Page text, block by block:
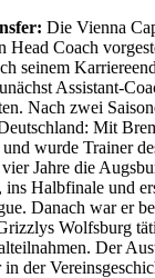
Die Vienna
Head Coach
seinem
Assistant-
Nach zwei
Mit
wurde Trainer
Jahre die
ins Halbfinale und
Danach war er
Wolfsburg
Der
der